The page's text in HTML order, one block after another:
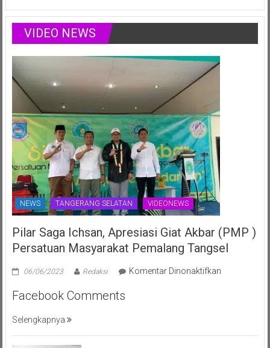
Ajang
Juli
Setiono
Rayakan
Tahun
VIDEO NEWS
NEWS TANGERANG SELATAN VIDEONEWS
Pilar Saga Ichsan, Apresiasi Giat Akbar (PMP )
Persatuan Masyarakat Pemalang Tangsel
06/06/2023 Redaksi Komentar Dinonaktifkanpada
Giat
Facebook Comments
Selengkapnya